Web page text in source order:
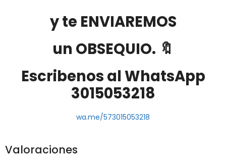
y te ENVIAREMOS
un OBSEQUIO. 🔖
Escribenos al WhatsApp
3015053218
wa.me/573015053218
Valoraciones